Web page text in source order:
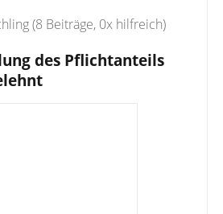
(8 Beiträge, 0x hilfreich)
des Pflichtanteils